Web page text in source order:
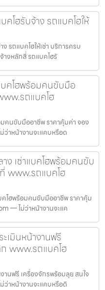
โฮรับจ้าง รถแบคโฮให้
รถแบคโฮให้เช่า บริการครบ
างหลักสี่ รถแบคโฮรั
คโฮพร้อมคนขับมือ
รถแบคโฮ
คนขับมืออาชีพ ราคาคุ้มค่า จอง
าหน้างานจะแคบหรือด
ง เช่าแบคโฮพร้อมคนขับ
www.รถแบคโฮ
คโฮพร้อมคนขับมืออาชีพ ราคาคุ้ม
— ไม่ว่าหน้างานจะแค
เมินหน้างานฟรี
www.รถแบคโฮ
นฟรี เครื่องจักรพร้อมลุย สนใจ
าหน้างานจะแคบหรือดิ